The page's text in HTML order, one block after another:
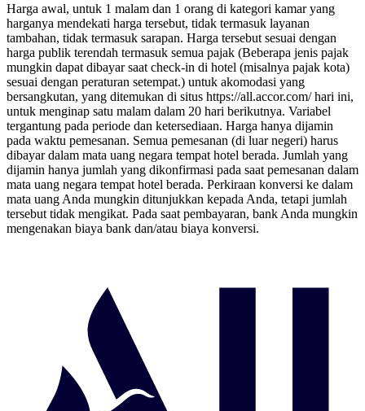
Harga awal, untuk 1 malam dan 1 orang di kategori kamar yang
harganya mendekati harga tersebut, tidak termasuk layanan
tambahan, tidak termasuk sarapan. Harga tersebut sesuai dengan
harga publik terendah termasuk semua pajak (Beberapa jenis pajak
mungkin dapat dibayar saat check-in di hotel (misalnya pajak kota)
sesuai dengan peraturan setempat.) untuk akomodasi yang
bersangkutan, yang ditemukan di situs https://all.accor.com/ hari ini,
untuk menginap satu malam dalam 20 hari berikutnya. Variabel
tergantung pada periode dan ketersediaan. Harga hanya dijamin
pada waktu pemesanan. Semua pemesanan (di luar negeri) harus
dibayar dalam mata uang negara tempat hotel berada. Jumlah yang
dijamin hanya jumlah yang dikonfirmasi pada saat pemesanan dalam
mata uang negara tempat hotel berada. Perkiraan konversi ke dalam
mata uang Anda mungkin ditunjukkan kepada Anda, tetapi jumlah
tersebut tidak mengikat. Pada saat pembayaran, bank Anda mungkin
mengenakan biaya bank dan/atau biaya konversi.